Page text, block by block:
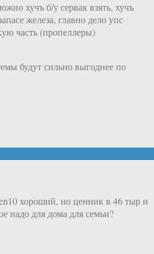
хучъ б/у сервак взять, хучъ
железа, главно дело упс
часть (пропеллеры)
будут сильно выгоднее по
хороший, но ценник в 46 тыр и
надо для дома для семьи?